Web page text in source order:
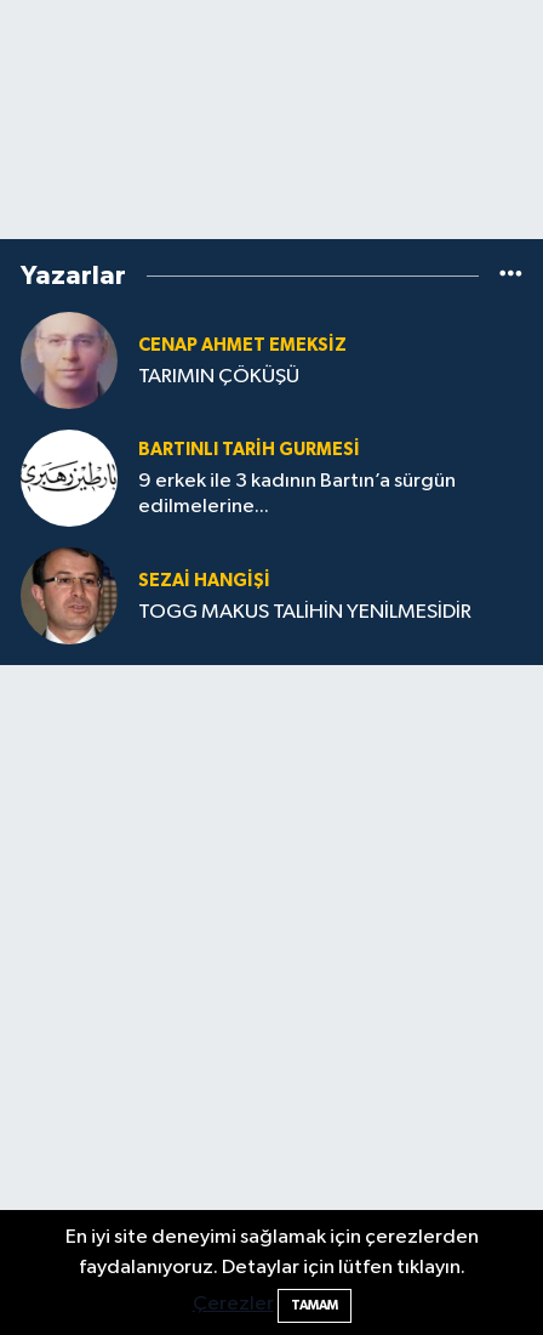
Yazarlar
CENAP AHMET EMEKSİZ
TARIMIN ÇÖKÜŞÜ
BARTINLI TARIH GURMESI
9 erkek ile 3 kadının Bartın’a sürgün
edilmelerine...
SEZAI HANGİŞİ
TOGG MAKUS TALİHİN YENİLMESİDİR
En iyi site deneyimi sağlamak için çerezlerden
faydalanıyoruz. Detaylar için lütfen tıklayın.
Çerezler
TAMAM